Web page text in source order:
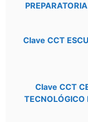
Clave CCT
Clave CCT
TECNOLÓGICO